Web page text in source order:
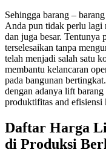
Sehingga barang –
Anda pun tidak perlu lagi
dan juga besar. Tentunya
terselesaikan tanpa
telah menjadi salah satu
membantu kelancaran
pada bangunan
dengan adanya lift
produktifitas and efisiensi
Daftar Harga
di Produksi